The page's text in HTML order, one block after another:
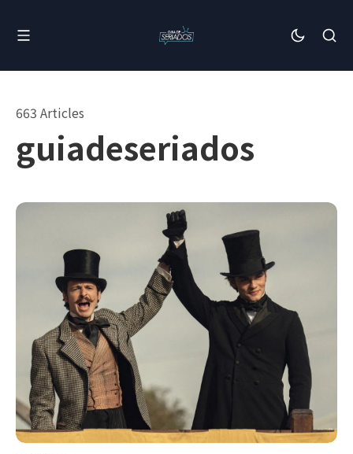
guiadeseriados
663 Articles